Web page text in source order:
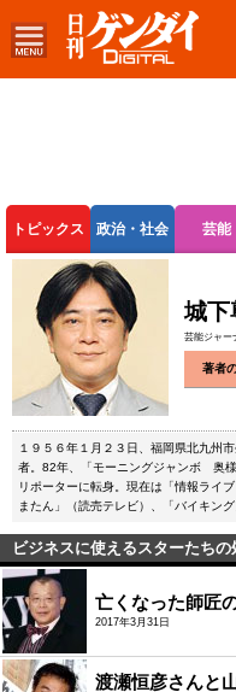
トピックス 政治・社会 芸能
ボートレース
城下
芸能ジャー
著者
１９５６年１月２３日、福岡県北九州
者。82年、「モーニングジャンボ 奥
リポーターに転身。現在は「情報ラ
またん」（読売テレビ）、「バイキン
ビジネスに使えるスターたちの
亡くなった師匠
2017年3月31日
渡瀬恒彦さんと